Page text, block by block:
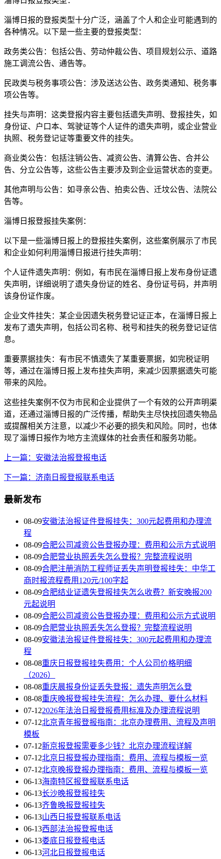
淄博日报的登报类型十分广泛，涵盖了个人和企业可能遇到的
各种情况。以下是一些主要的登报类型：
政务类公告：包括公告、劳动仲裁公告、项目规划公示、道路
施工调流公告、通告等。
民政类与税务事项公告：涉及送达公告、政务类通知、税务事
项公告等。
挂失与声明：这类登报内容主要包括遗失声明、登报挂失，如
身份证、户口本、驾驶证等个人证件的遗失声明，或企业营业
执照、税务登记证等重要文件的挂失。
商业类公告：包括注销公告、减资公告、清算公告、合并公
告、分立公告等，这些公告主要涉及到企业运营状态的变更。
其他声明与公告：如寻亲公告、拍卖公告、迁坟公告、法院公
告等。
淄博日报登报挂失案例：
以下是一些淄博日报上的登报挂失案例，这些案例展示了市民
和企业如何利用淄博日报进行挂失声明：
个人证件遗失声明：例如，有市民在淄博日报上发布身份证遗
失声明，详细说明了遗失身份证的姓名、身份证号码，并声明
该身份证作废。
企业文件挂失：某企业因遗失税务登记证正本，在淄博日报上
发布了遗失声明，包括公司名称、税号和挂失的税务登记证信
息。
重要票据挂失：有市民不慎遗失了某重要票据，如完税证明
等，通过在淄博日报上发布挂失声明，来减少因票据遗失可能
带来的风险。
这些挂失案例不仅为市民和企业提供了一个有效的公开声明渠
道，还通过淄博日报的广泛传播，帮助失主尽快找回遗失物品
或提醒相关方注意，以减少不必要的损失和风险。同时，也体
现了淄博日报作为地方主流媒体的社会责任和服务功能。
上一篇：安徽法治报登报电话
下一篇：济南日报登报联系电话
最新发布
08-09安徽法治报证件登报挂失：300元起费用和办理流
程
08-09合肥公司减资公告登报办理：费用和公示方式说明
08-09合肥营业执照丢失怎么登报？完整流程说明
08-09合肥注册消防工程师证丢失声明登报挂失：中华工
商时报流程费用120元/100字起
08-09合肥结业证遗失登报挂失怎么收费？新安晚报200
元起说明
08-09合肥公司减资公告登报办理：费用和公示方式说明
08-09合肥营业执照丢失怎么登报？完整流程说明
08-09安徽法治报证件登报挂失：300元起费用和办理流
程
08-08重庆日报登报挂失费用：个人公司价格明细
（2026）
08-08重庆晨报身份证丢失登报：遗失声明怎么登
08-08重庆晚报登报挂失流程：怎么办理、要什么材料
07-122026年法治日报登报费用标准及办理流程说明
07-12北京青年报登报指南：北京办理费用、流程及声明
模板
07-12新京报登报需要多少钱？北京办理流程详解
07-12北京日报登报办理指南：费用、流程与模板一览
07-12北京晚报登报办理指南：费用、流程与模板一览
06-13海南特区报登报联系电话
06-13长沙晚报登报挂失
06-13齐鲁晚报登报挂失
06-13山西日报登报联系电话
06-13西部法治报登报电话
06-13娄底日报登报电话
06-13河北日报登报电话